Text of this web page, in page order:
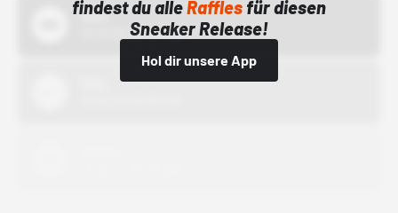
findest du alleRafflesfür diesen
Sneaker Release!
Hol dir unsere App
Bstn
01.10.22 00:00 Uhr